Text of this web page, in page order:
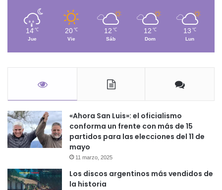
14 ℃
Jue
20 ℃
Vie
12 ℃
Sáb
12 ℃
Dom
13 ℃
Lun
«Ahora San Luis»: el oficialismo
conforma un frente con más de 15
partidos para las elecciones del 11 de
mayo
11 marzo, 2025
Los discos argentinos más vendidos de
la historia